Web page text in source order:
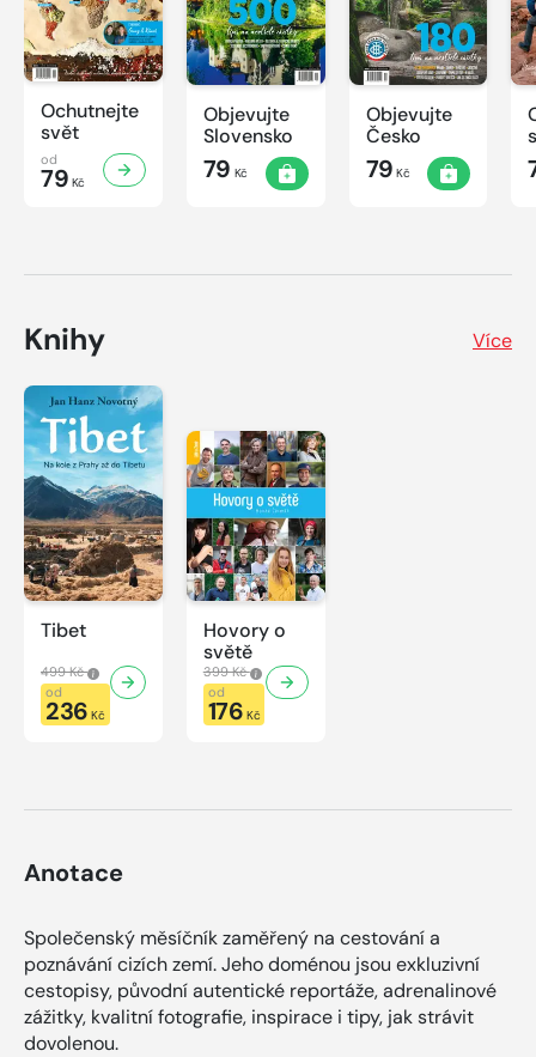
Ochutnejte
svět
od
79 Kč
Objevujte
Slovensko
79 Kč
Objevujte
Česko
79 Kč
Knihy Více
Tibet
499 Kč
od
236 Kč
Hovory o
světě
399 Kč
od
176 Kč
Anotace
Společenský měsíčník zaměřený na cestování a
poznávání cizích zemí. Jeho doménou jsou exkluzivní
cestopisy, původní autentické reportáže, adrenalinové
zážitky, kvalitní fotografie, inspirace i tipy, jak strávit
dovolenou.